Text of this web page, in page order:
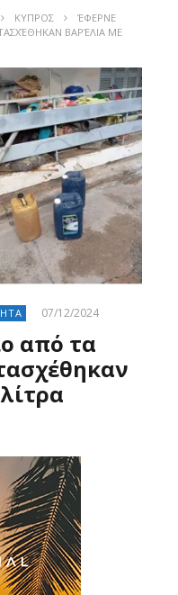
ΚΥΠΡΟΣ
ΈΦΕΡΝΕ
ΒΑΡΈΛΙΑ ΜΕ
07/12/2024
από τα